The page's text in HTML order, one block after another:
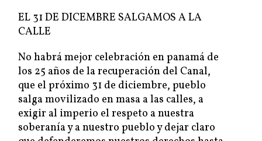
EL 31 DE DICEMBRE SALGAMOS A LA
CALLE
No habrá mejor celebración en panamá de
los 25 años de la recuperación del Canal,
que el próximo 31 de diciembre, pueblo
salga movilizado en masa a las calles, a
exigir al imperio el respeto a nuestra
soberanía y a nuestro pueblo y dejar claro